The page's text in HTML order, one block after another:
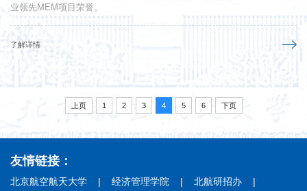
业领先MEM项目荣誉。
了解详情
上页 1 2 3 4 5 6 下页
友情链接：
北京航空航天大学 | 经济管理学院 | 北航研招办
|